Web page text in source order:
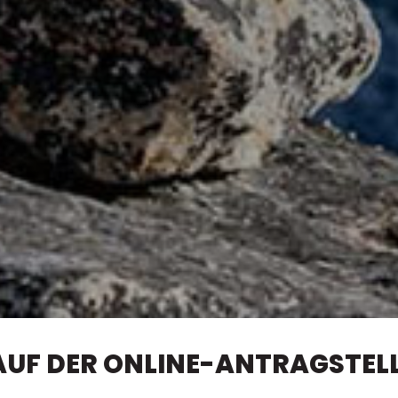
DER ONLINE-